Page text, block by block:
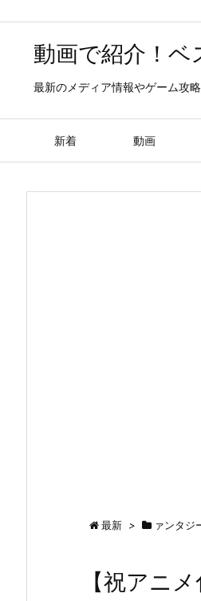
動画で紹介！
最新のメディア情報やゲーム攻
新着 動画
最新 > ァンタジ
【祝アニ